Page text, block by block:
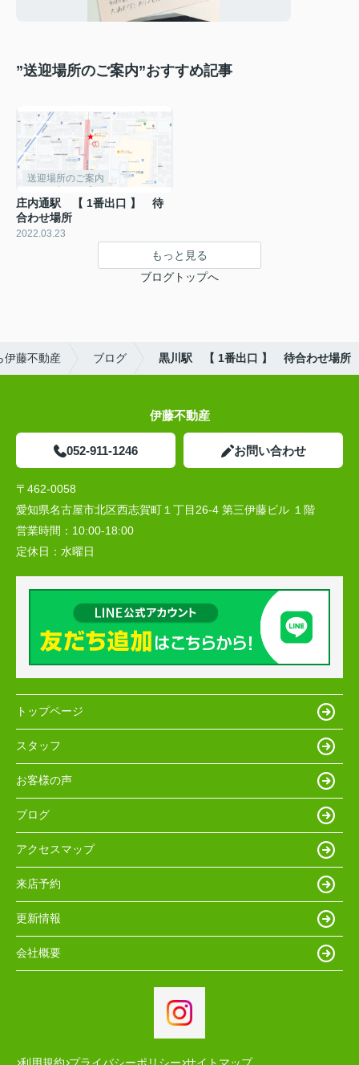
”送迎場所のご案内”おすすめ記事
送迎場所のご案内
庄内通駅 【 1番出口 】 待
合わせ場所
2022.03.23
もっと見る
ブログトップへ
伊藤不動産 ブログ 黒川駅 【 1番出口 】 待合わせ場所
伊藤不動産
052-911-1246 お問い合わせ
〒462-0058
愛知県名古屋市北区西志賀町１丁目26-4 第三伊藤ビル １階
営業時間： 10:00‐18:00
定休日： 水曜日
トップページ
スタッフ
お客様の声
ブログ
アクセスマップ
来店予約
更新情報
会社概要